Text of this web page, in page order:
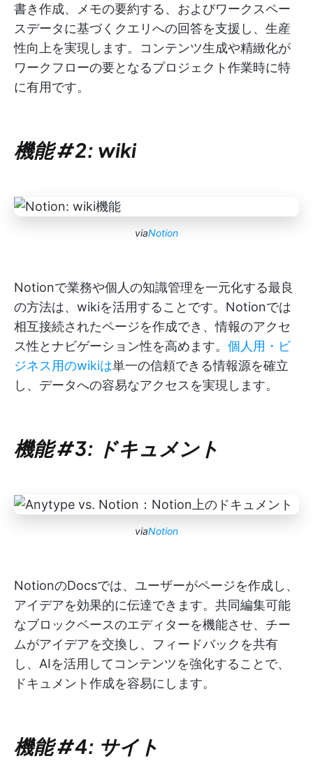
書き作成、メモの要約する、およびワークスペー
スデータに基づくクエリへの回答を支援し、生産
性向上を実現します。コンテンツ生成や精緻化が
ワークフローの要となるプロジェクト作業時に特
に有用です。
機能 #2: wiki
viaNotion
Notionで業務や個人の知識管理を一元化する最良
の方法は、wikiを活用することです。Notionでは
相互接続されたページを作成でき、情報のアクセ
ス性とナビゲーション性を高めます。 個人用・ビ
ジネス用のwikiは単一の信頼できる情報源を確立
し、データへの容易なアクセスを実現します。
機能 #3: ドキュメント
viaNotion
NotionのDocsでは、ユーザーがページを作成し、
アイデアを効果的に伝達できます。共同編集可能
なブロックベースのエディターを機能させ、チー
ムがアイデアを交換し、フィードバックを共有
し、AIを活用してコンテンツを強化することで、
ドキュメント作成を容易にします。
機能 #4: サイト